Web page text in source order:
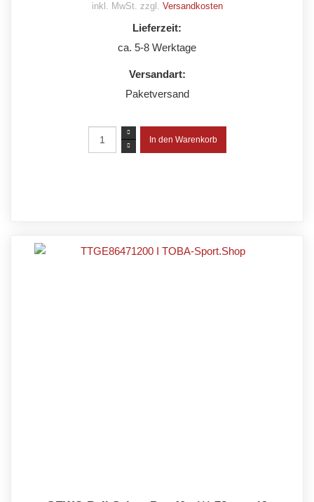
inkl. MwSt. zzgl. Versandkosten
Lieferzeit:
ca. 5-8 Werktage
Versandart:
Paketversand